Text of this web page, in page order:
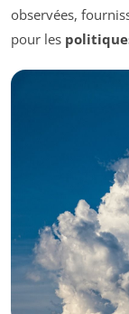
observées,
pour les